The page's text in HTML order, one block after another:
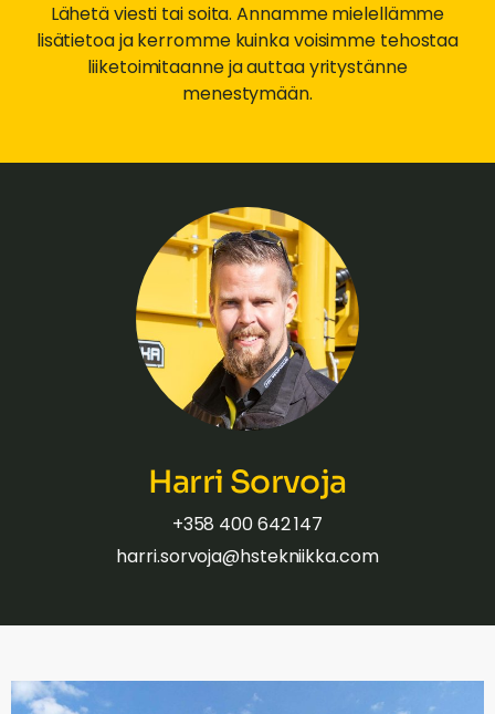
Lähetä viesti tai soita. Annamme mielellämme
lisätietoa ja kerromme kuinka voisimme tehostaa
liiketoimitaanne ja auttaa yritystänne
menestymään.
Harri Sorvoja
+358 400 642 147
harri.sorvoja@hstekniikka.com